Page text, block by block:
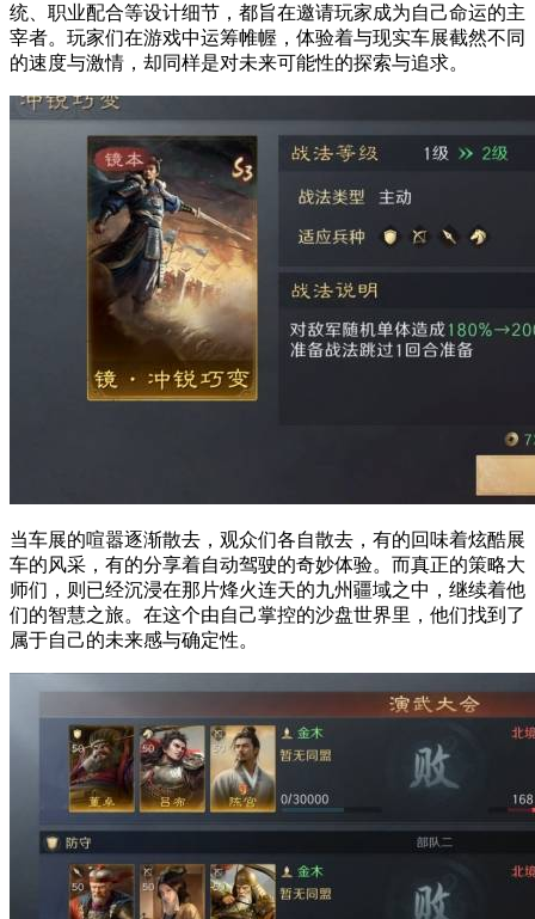
统、职业配合等设计细节，都旨在邀请玩家成为自己命运的主
宰者。玩家们在游戏中运筹帷幄，体验着与现实车展截然不同
的速度与激情，却同样是对未来可能性的探索与追求。
当车展的喧嚣逐渐散去，观众们各自散去，有的回味着炫酷展
车的风采，有的分享着自动驾驶的奇妙体验。而真正的策略大
师们，则已经沉浸在那片烽火连天的九州疆域之中，继续着他
们的智慧之旅。在这个由自己掌控的沙盘世界里，他们找到了
属于自己的未来感与确定性。